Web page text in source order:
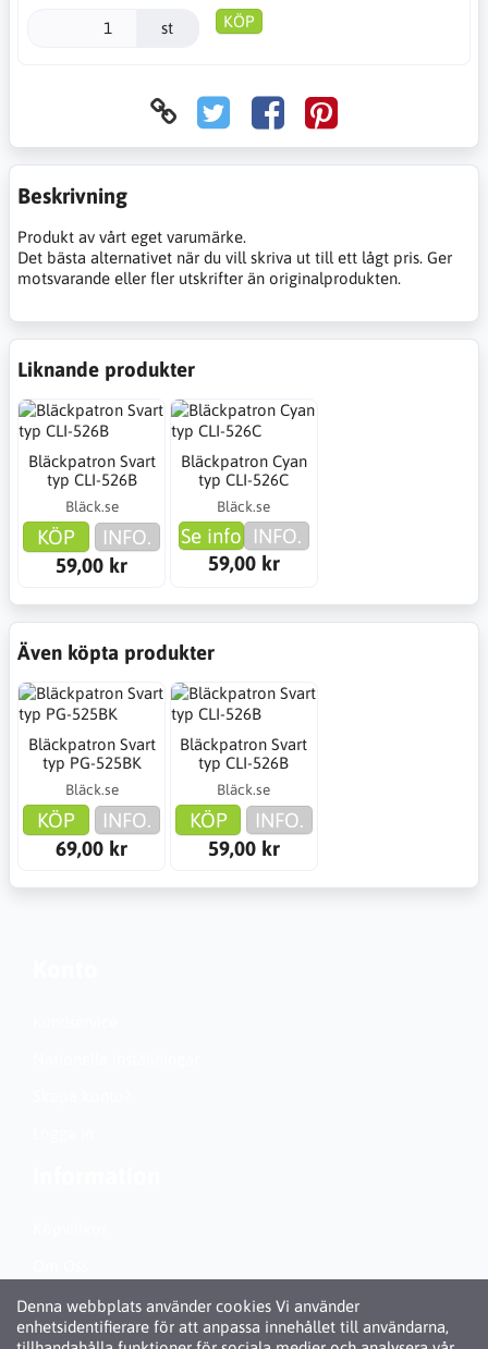
st KÖP
Beskrivning
Produkt av vårt eget varumärke.
Det bästa alternativet när du vill skriva ut till ett lågt pris. Ger
motsvarande eller fler utskrifter än originalprodukten.
Liknande produkter
Bläckpatron Svart
typ CLI-526B
Bläck.se
KÖP
INFO.
59,00 kr
Bläckpatron Cyan
typ CLI-526C
Bläck.se
Se info INFO.
59,00 kr
Även köpta produkter
Bläckpatron Svart
typ PG-525BK
Bläck.se
KÖP
INFO.
69,00 kr
Bläckpatron Svart
typ CLI-526B
Bläck.se
KÖP
INFO.
59,00 kr
Denna webbplats använder cookies Vi använder
enhetsidentifierare för att anpassa innehållet till användarna,
Personuppgiftspolicy (GDPR)
Om Cookies